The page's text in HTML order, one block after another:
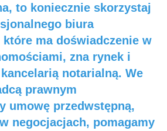
to koniecznie skorzystaj
biura
ma doświadczenie w
zna rynek i
notarialną. We
prawnym
umowę przedwstępną,
negocjacjach, pomagamy